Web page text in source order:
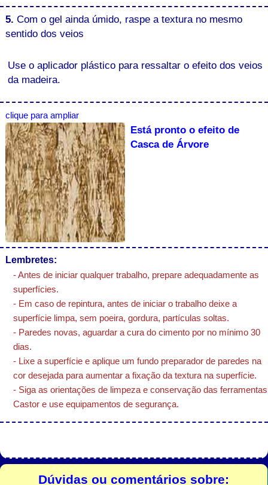
5. Com o gel ainda úmido, raspe a textura no mesmo
sentido dos veios
Use o aplicador plástico para ressaltar o efeito dos veios
da madeira.
clique para ampliar
Está pronto o efeito de
Casca de Árvore
Lembretes:
- Antes de iniciar qualquer trabalho, prepare adequadamente as
superfícies.
- Em caso de repintura, antes de iniciar o trabalho deixe a
superfície limpa, sem poeira, gordura, partículas soltas.
- Paredes novas, aguardar a cura do cimento por no mínimo 30
dias.
- Lixe a superfície e aplique um fundo preparador de paredes na
cor desejada para aumentar a fixação da textura na superfície.
- Siga as orientações de limpeza e conservação das ferramentas
Castor e use equipamentos de segurança.
Dúvidas ou comentários sobre: